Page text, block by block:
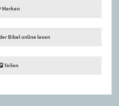
Merken
Bibel online lesen
Teilen